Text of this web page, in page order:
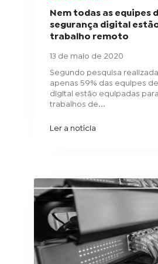
Nem todas as equipes
segurança digital
trabalho remoto
13 de maio de 2020
Segundo pesquisa realizada
apenas 59% das equipes
digital estão equipadas
trabalhos de...
Ler a notícia